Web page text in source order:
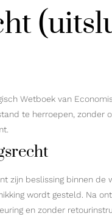
Wetboek van
te herroepen,
zijn beslissing binnen
wordt gesteld. Na
en zonder